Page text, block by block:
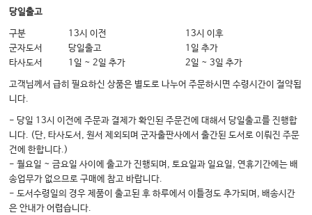
우울과 불안 극복하기
3. 긴장형 두통의 치료방법
긴장형 두통의 약물 치료 가이드 | 긴장형 두통, 약 없이 극복하는 세 가지 방법 |
긴장형 두통에 침치료 효과, 6개월이나 유지된다고요? | 두통 극복을
위한 목근육 강화운동 | 긴장형 두통 예방을 위한 바른자세 가이드 | 긴장형 두통
에 도움되는 생활 관리법
III. 편두통
1. 편두통이란?
편두통이 무엇인가요? | 편두통의 증상과 진단기준 | 편두통의 역사와 인문학 |
편두통 환자에게 찍힌 사회적 낙인
당일출고
구분 13시 이전
13시 이후
군자도서
당일출고
1일 추가
타사도서
1일 ~ 2일 추가 2일 ~ 3일 추가
고객님께서 급히 필요하신 상품은 별도로 나누어 주문하시면 수령시간이 절약됩
니다.
- 당일 13시 이전에 주문과 결제가 확인된 주문건에 대해서 당일출고를 진행합
니다. (단, 타사도서, 원서 제외되며 군자출판사에서 출간된 도서로 이뤄진 주문
건에 한합니다.)
- 월요일 ~ 금요일 사이에 출고가 진행되며, 토요일과 일요일, 연휴기간에는 배
송업무가 없으므로 구매에 참고 바랍니다.
- 도서수령일의 경우 제품이 출고된 후 하루에서 이틀정도 추가되며, 배송시간
은 안내가 어렵습니다.